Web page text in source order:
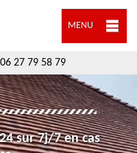
MENU
06 27 79 58 79
sur 7j/7 en cas